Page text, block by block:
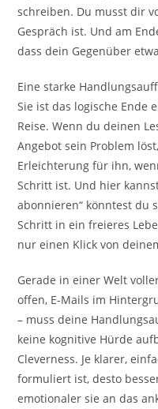
schreiben. Du musst dir
Gespräch ist. Und am
dass dein Gegenüber
Eine starke
Sie ist das logische Ende
Reise. Wenn du deinen
Angebot sein Problem
Erleichterung für ihn,
Schritt ist. Und hier
abonnieren“ könntest du
Schritt in ein freieres
nur einen Klick von
Gerade in einer Welt
offen, E-Mails im
– muss deine
keine kognitive Hürde
Cleverness. Je klarer,
formuliert ist, desto
emotionaler sie an das